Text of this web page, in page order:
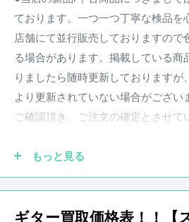
店頭にて買取を行った中古品となり
その他、写真に写りきらないスリ傷
商品状態は担当者の主観によるもの
画像と合わせてご確認ください。
ております。一つ一つ丁寧な検品を
店舗にて並行販売しておりますので
る場合があります。掲載している商
りましたら随時更新しておりますが
より更新されていない場合がござい
ご確認頂き、ご注文の確定とさせて
干異なる場合がございます。予めご
もっと見る
ギター買取価格表！！【